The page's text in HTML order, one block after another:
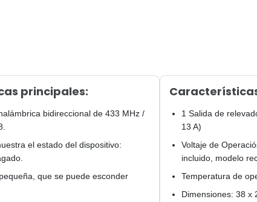
principales:
bidireccional de 433 MHz /
el estado del dispositivo:
que se puede esconder
1 Salida de
13 A)
Voltaje de
incluido, modelo
Temperatura de
Dimensiones: 38 x